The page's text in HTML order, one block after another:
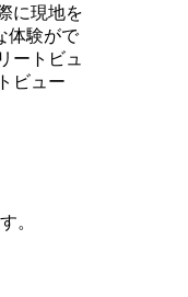
に現地を
体験がで
ートビュ
ビュー
。